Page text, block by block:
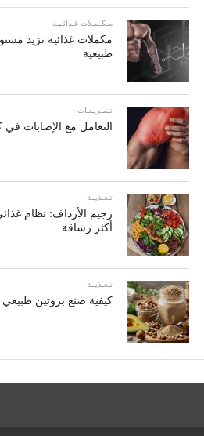
مـكـمـلات غـذائـيـة
مكملات غذائية تزيد
طبيعية
تـمـريـنـات
التعامل مع الإصابات في
تـغـذيــة
رجيم الأرداف: نظام
أكثر رشاقة
تـغـذيــة
كيفية صنع بروتين